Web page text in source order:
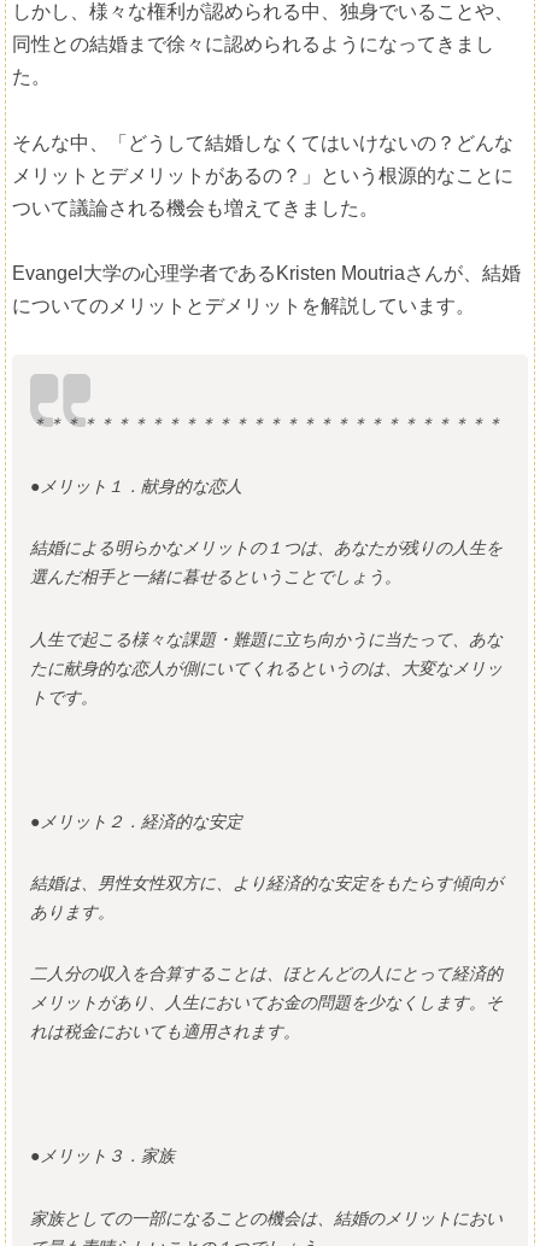
しかし、様々な権利が認められる中、独身でいることや、
同性との結婚まで徐々に認められるようになってきまし
た。
そんな中、「どうして結婚しなくてはいけないの？どんな
メリットとデメリットがあるの？」という根源的なことに
ついて議論される機会も増えてきました。
Evangel大学の心理学者であるKristen Moutriaさんが、結婚
についてのメリットとデメリットを解説しています。
＊＊＊＊＊＊＊＊＊＊＊＊＊＊＊＊＊＊＊＊＊＊＊＊＊＊＊＊
●メリット１．献身的な恋人
結婚による明らかなメリットの１つは、あなたが残りの人生を
選んだ相手と一緒に暮せるということでしょう。
人生で起こる様々な課題・難題に立ち向かうに当たって、あな
たに献身的な恋人が側にいてくれるというのは、大変なメリッ
トです。
●メリット２．経済的な安定
結婚は、男性女性双方に、より経済的な安定をもたらす傾向が
あります。
二人分の収入を合算することは、ほとんどの人にとって経済的
メリットがあり、人生においてお金の問題を少なくします。そ
れは税金においても適用されます。
●メリット３．家族
家族としての一部になることの機会は、結婚のメリットにおい